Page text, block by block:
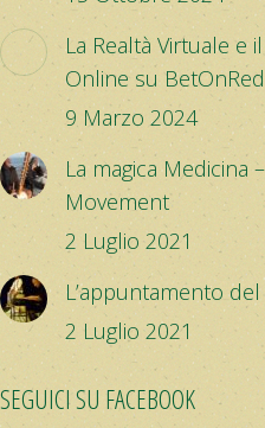
La Realtà Virtuale e
Online su BetOnRed
9 Marzo 2024
La magica Medicina
Movement
2 Luglio 2021
L’appuntamento
2 Luglio 2021
SEGUICI SU FACEBOOK